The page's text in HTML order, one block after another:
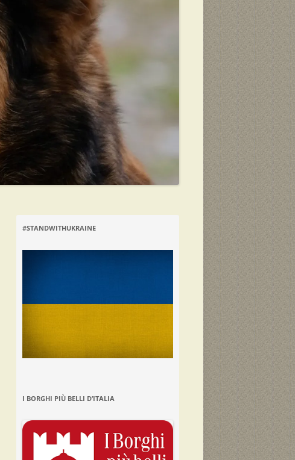
#STANDWITHUKRAINE
I BORGHI PIÙ BELLI D’ITALIA